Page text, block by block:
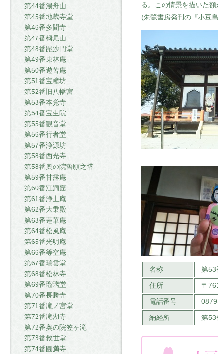
る。この情景を描いた
(朱鷺書房発刊の『小豆
名称 第53
住所 〒
電話番号
納経所 第53
第44番湯舟山
第45番地蔵寺堂
第46番多聞寺
第47番栂尾山
第48番毘沙門堂
第49番東林庵
第50番遊苦庵
第51番宝幢坊
第52番旧八幡宮
第53番本覚寺
第54番宝生院
第55番観音堂
第56番行者堂
第57番浄源坊
第58番西光寺
第58番奥の院誓願之塔
第59番甘露庵
第60番江洞窟
第61番浄土庵
第62番大乗殿
第63番蓮華庵
第64番松風庵
第65番光明庵
第66番等空庵
第67番瑞雲堂
第68番松林寺
第69番瑠璃堂
第70番長勝寺
第71番滝ノ宮堂
第72番滝湖寺
第72番奥の院笠ヶ滝
第73番救世堂
第74番圓満寺